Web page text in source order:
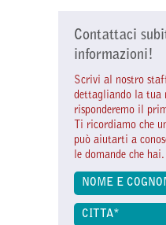
Contattaci
informazioni!
Scrivi al nostro
dettagliando la tua
risponderemo il
Ti ricordiamo che
può aiutarti a
le domande che hai.